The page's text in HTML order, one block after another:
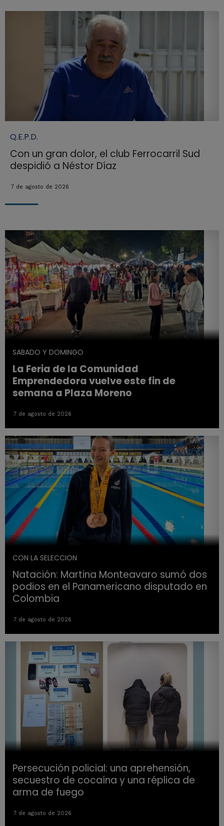
Q.E.P.D.
Con un gran dolor, el club Ferrocarril Sud
despidió a Néstor Díaz
7 de agosto de 2026
SABADO Y DOMINGO
La Feria de la Comunidad
Emprendedora vuelve este fin de
semana a Plaza Moreno
7 de agosto de 2026
CON LA SELECCION
Natación: Martina Monteavaro sumó dos
podios en el Panamericano disputado en
Colombia
7 de agosto de 2026
Persecución policial: una aprehensión,
secuestro de cocaína y una réplica de
arma de fuego
7 de agosto de 2026